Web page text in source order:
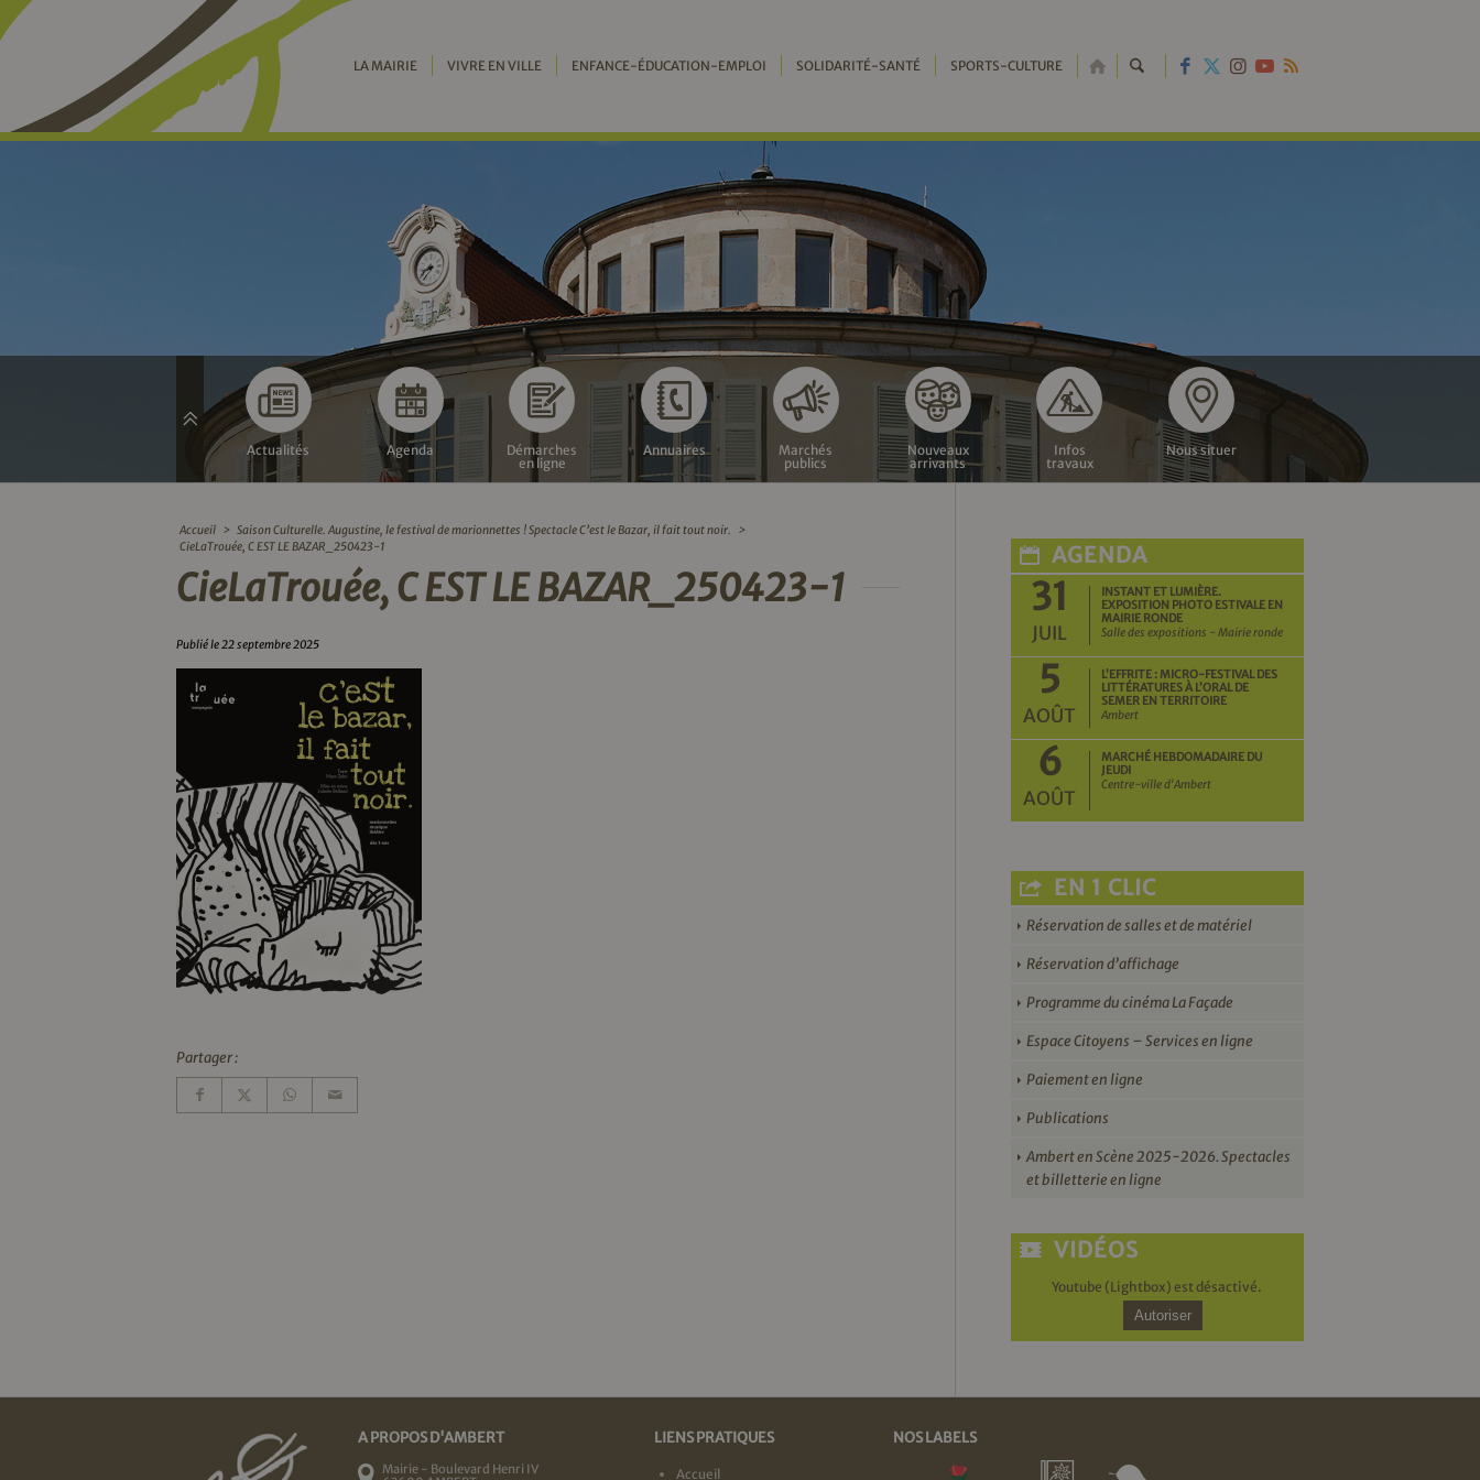
LA MAIRIE VIVRE EN VILLE ENFANCE-ÉDUCATION-EMPLOI SOLIDARITÉ-SANTÉ SPORTS-CULTURE RETOUR
Actualités Agenda
Démarches
en ligne
Annuaires
Marchés
publics
Nouveaux
arrivants
Infos
travaux
Nous situer
Accueil > Saison Culturelle. Augustine, le festival de marionnettes ! Spectacle C’est le Bazar, il fait tout noir.
>
CieLaTrouée, C EST LE BAZAR_250423-1
CieLaTrouée, C EST LE BAZAR_250423-1
Publié le 22 septembre 2025
Partager :
AGENDA
31
JUIL
INSTANT ET LUMIÈRE.
EXPOSITION PHOTO ESTIVALE EN
MAIRIE RONDE
Salle des expositions - Mairie ronde
5
AOÛT
L’EFFRITE : MICRO-FESTIVAL DES
LITTÉRATURES À L’ORAL DE
SEMER EN TERRITOIRE
Ambert
6
AOÛT
MARCHÉ HEBDOMADAIRE DU
JEUDI
Centre-ville d'Ambert
EN 1 CLIC
Réservation de salles et de matériel
Réservation d’affichage
Programme du cinéma La Façade
Espace Citoyens – Services en ligne
Paiement en ligne
Publications
Ambert en Scène 2025-2026. Spectacles
et billetterie en ligne
VIDÉOS
Youtube (Lightbox) est désactivé.
Autoriser
A PROPOS D'AMBERT
Mairie - Boulevard Henri IV
LIENS PRATIQUES
Accueil
NOS LABELS